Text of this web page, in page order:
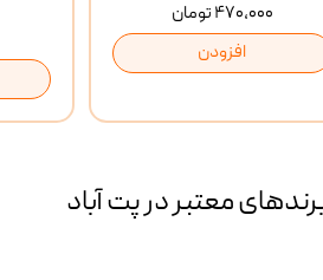
۴۷۰,۰۰۰ تومان
افزودن
معتبر در پت آباد